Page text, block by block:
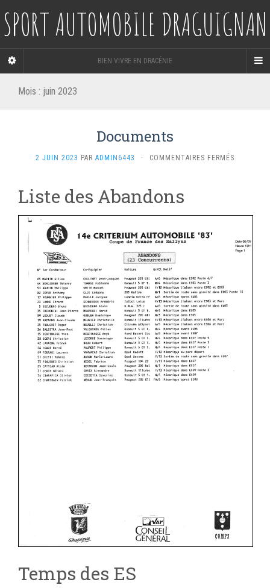
SPORT AUTOMOBILE DRAGUIGNAN
BIEN VIVRE EN DRACÉNIE
Mois : juin 2023
Documents
2 JUIN 2023 PAR ADMIN6443 · COMMENTAIRES FERMÉS
Liste des Abandons
Temps des ES